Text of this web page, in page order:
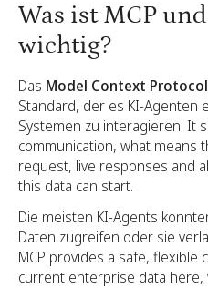
Was ist MCP
wichtig?
Das Model Context Protocol
Standard, der es KI-Agenten
Systemen zu interagieren. It
communication, what means
request, live responses and
this data can start.
Die meisten KI-Agents
Daten zugreifen oder sie
MCP provides a safe, flexible
current enterprise data